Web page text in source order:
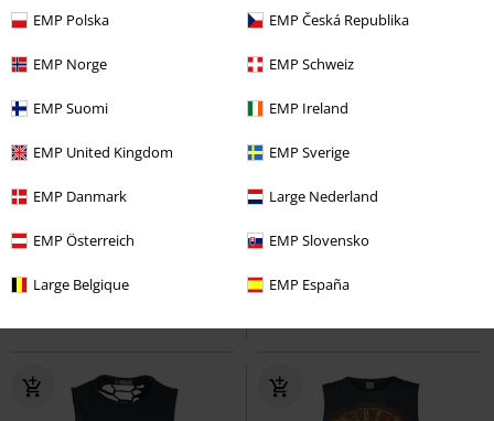
EMP Polska EMP Česká Republika
EMP Norge EMP Schweiz
EMP Suomi EMP Ireland
EMP United Kingdom EMP Sverige
EMP Danmark Large Nederland
EMP Österreich EMP Slovensko
Large Belgique EMP España
% šněrování
Rammstein Rammstein
% Exkluzivní
Kč 527,00
Script Powerwolf